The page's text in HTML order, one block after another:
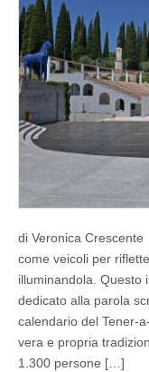
di Veronica
come veicoli per
illuminandola. Questo
dedicato alla parola
calendario del Tener-
vera e propria
1.300 persone […]